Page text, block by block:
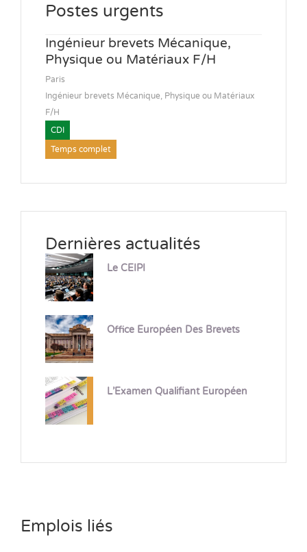
Postes urgents
Ingénieur brevets Mécanique,
Physique ou Matériaux F/H
Paris
Ingénieur brevets Mécanique, Physique ou Matériaux
F/H
CDI
Temps complet
Dernières actualités
Le CEIPI
Office Européen Des Brevets
L’Examen Qualifiant Européen
Emplois liés